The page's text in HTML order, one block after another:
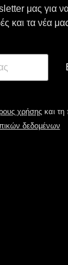
μας για
και τα νέα
χρήσηςκαι τη
δεδομένων